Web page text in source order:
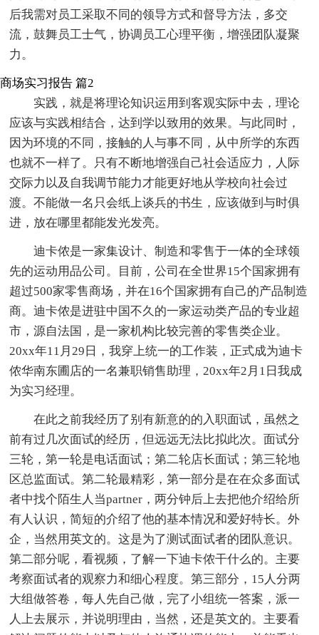
后我需对员工采取不同的领导方式和督导方法，多交
流，鼓舞员工士气，协调员工心理平衡，增强团队凝聚
力。
商场实习报告 篇2
实践，就是将理论知识运用到客观实际中去，理论
应该与实践相结合，达到学以致用的效果。与此同时，
因为环境的不同，接触的人与事不同，从中所学的东西
也就不一样了。只有不断地增强自己社会适应力，人际
交际力以及自我调节能力才能更好地从学校向社会过
渡。不能做一名只会纸上谈兵的书生，应该做到与时俱
进，放在哪里都能发光发亮。
迪卡侬是一家集设计、制造和零售于一体的全球领
先的运动用品公司。目前，公司在全世界15个国家拥有
超过500家零售商场，并在16个国家拥有自己的产品制造
商。迪卡侬是进驻中国不久的一家运动类产品的专业超
市，源自法国，是一家机构比较完善的零售类企业。
20xx年11月29日，我穿上统一的工作装，正式成为迪卡
侬华南东圃店的一名兼职销售助理，20xx年2月1日我成
为实习经理。
在此之前我经历了别有新意的的入职面试，虽然之
前有过几次面试的经历，但远远无法比拟此次。面试分
三轮，第一轮是电话面试；第二轮店长面试；第三轮地
区总监面试。第二轮最精彩，第一部分是在在众多面试
者中找个陌生人当partner，两分钟后上去把他介绍给所
有人认识，简短的介绍了他的基本情况和爱好特长。外
企，当然用英文的。这是为了测试面试者的团队意识。
第二部分呢，看视频，了解一下迪卡侬干什么的。主要
考察面试者的观察力和细心程度。第三部分，15人分两
大组做答卷，每人先自己做，完了小组统一答案，派一
人上去展示，并说明理由，当然，还是英文的。主要看